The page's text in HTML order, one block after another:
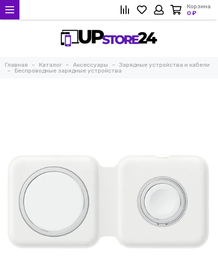
Корзина
0 ₽
Главная Каталог Аксессуары
Зарядные устройства и кабели
Беспроводные зарядные устройства